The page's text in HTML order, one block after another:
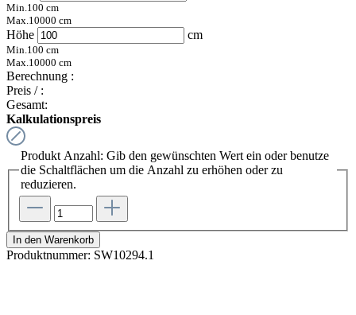
Min. 100 cm
Max. 10000 cm
Höhe cm
Min. 100 cm
Max. 10000 cm
Berechnung :
Preis / :
Gesamt:
Kalkulationspreis
Produkt Anzahl: Gib den gewünschten Wert ein oder benutze
die Schaltflächen um die Anzahl zu erhöhen oder zu
reduzieren.
In den Warenkorb
Produktnummer: SW10294.1